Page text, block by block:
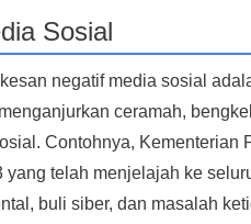
Sosial
negatif media sosial
ceramah,
Contohnya,
yang telah menjelajah ke
buli siber, dan masalah